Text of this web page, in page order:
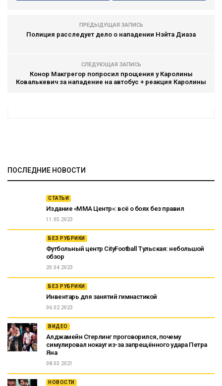
ПРЕДЫДУЩАЯ ЗАПИСЬ
Полиция расследует дело о нападении Нэйта Диаза
СЛЕДУЮЩАЯ ЗАПИСЬ
Конор Макгрегор попросил прощения у Каролины
Ковалькевич за нападение на автобус + реакция Каролины
ПОСЛЕДНИЕ НОВОСТИ
СТАТЬИ
Издание «ММА Центр»: всё о боях без правил
11.05.2023
БЕЗ РУБРИКИ
Футбольный центр CityFootball Тульская: небольшой
обзор
20.04.2023
БЕЗ РУБРИКИ
Инвентарь для занятий гимнастикой
06.02.2023
ВИДЕО
Алджамейн Стерлинг проговорился, почему
симулировал нокаут из-за запрещённого удара Петра
Яна
08.03.2021
НОВОСТИ